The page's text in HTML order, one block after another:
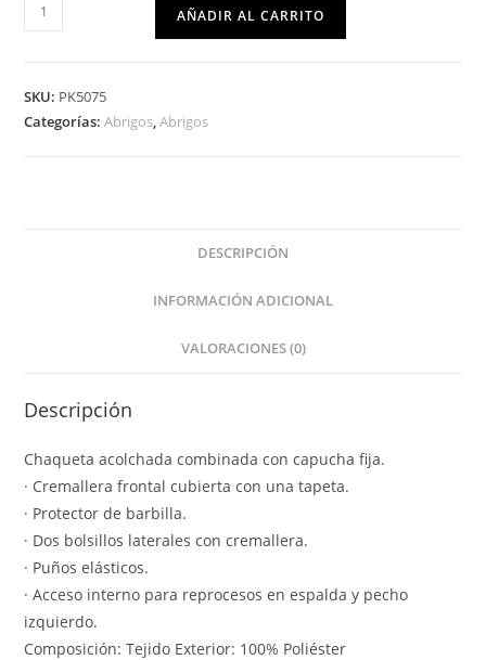
AÑADIR AL CARRITO
SKU: PK5075
Categorías:Abrigos,Abrigos
DESCRIPCIÓN
INFORMACIÓN ADICIONAL
VALORACIONES (0)
Descripción
Chaqueta acolchada combinada con capucha fija.
· Cremallera frontal cubierta con una tapeta.
· Protector de barbilla.
· Dos bolsillos laterales con cremallera.
· Puños elásticos.
· Acceso interno para reprocesos en espalda y pecho
izquierdo.
Composición: Tejido Exterior: 100% Poliéster